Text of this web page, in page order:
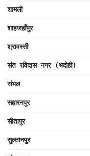
शामली
शाहजहाँपुर
श्रावस्ती
संत रविदास नगर (भदोही)
संभल
सहारनपुर
सीतापुर
सुल्तानपुर